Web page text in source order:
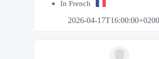
In French
2026-04-17T16:00:00+0200